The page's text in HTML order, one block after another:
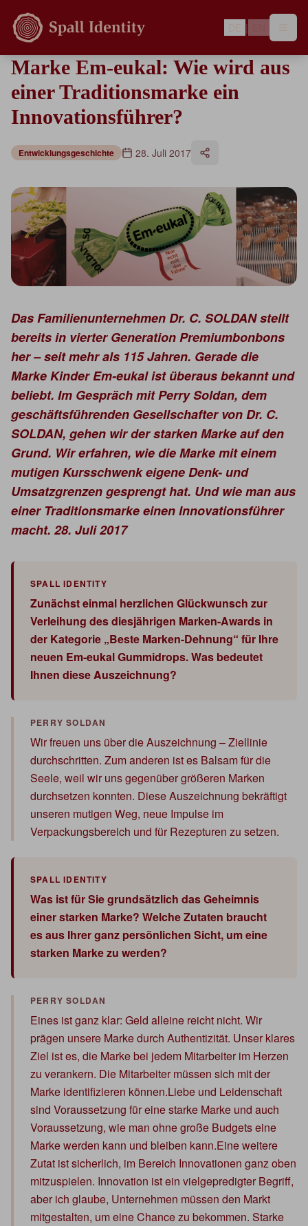
DE |
Marke Em-eukal: Wie wird aus
einer Traditionsmarke ein
Innovationsführer?
Entwicklungsgeschichte 28. Juli 2017
Das Familienunternehmen Dr. C. SOLDAN stellt
bereits in vierter Generation Premiumbonbons
her – seit mehr als 115 Jahren. Gerade die
Marke Kinder Em-eukal ist überaus bekannt und
beliebt. Im Gespräch mit Perry Soldan, dem
geschäftsführenden Gesellschafter von Dr. C.
SOLDAN, gehen wir der starken Marke auf den
Grund. Wir erfahren, wie die Marke mit einem
mutigen Kursschwenk eigene Denk- und
Umsatzgrenzen gesprengt hat. Und wie man aus
einer Traditionsmarke einen Innovationsführer
macht. 28. Juli 2017
Zunächst einmal herzlichen Glückwunsch zur
Verleihung des diesjährigen Marken-Awards in
der Kategorie „Beste Marken-Dehnung“ für Ihre
neuen Em-eukal Gummidrops. Was bedeutet
Ihnen diese Auszeichnung?
Wir freuen uns über die Auszeichnung – Ziellinie
durchschritten. Zum anderen ist es Balsam für die
Seele, weil wir uns gegenüber größeren Marken
durchsetzen konnten. Diese Auszeichnung bekräftigt
unseren mutigen Weg, neue Impulse im
Verpackungsbereich und für Rezepturen zu setzen.
Was ist für Sie grundsätzlich das Geheimnis
einer starken Marke? Welche Zutaten braucht
es aus Ihrer ganz persönlichen Sicht, um eine
starken Marke zu werden?
Eines ist ganz klar: Geld alleine reicht nicht. Wir
prägen unsere Marke durch Authentizität. Unser klares
Ziel ist es, die Marke bei jedem Mitarbeiter im Herzen
zu verankern. Die Mitarbeiter müssen sich mit der
Marke identifizieren können.Liebe und Leidenschaft
sind Voraussetzung für eine starke Marke und auch
Voraussetzung, wie man ohne große Budgets eine
Marke werden kann und bleiben kann.Eine weitere
Zutat ist sicherlich, im Bereich Innovationen ganz oben
mitzuspielen. Innovation ist ein vielgepredigter Begriff,
aber ich glaube, Unternehmen müssen den Markt
mitgestalten, um eine Chance zu bekommen. Starke